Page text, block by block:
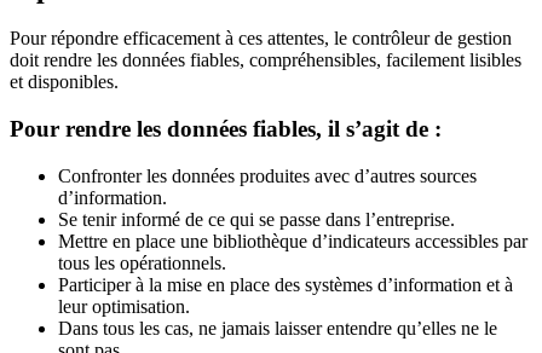
Pour répondre efficacement à ces attentes, le contrôleur de gestion
doit rendre les données fiables, compréhensibles, facilement lisibles
et disponibles.
Pour rendre les données fiables, il s’agit de :
Confronter les données produites avec d’autres sources
d’information.
Se tenir informé de ce qui se passe dans l’entreprise.
Mettre en place une bibliothèque d’indicateurs accessibles par
tous les opérationnels.
Participer à la mise en place des systèmes d’information et à
leur optimisation.
Dans tous les cas, ne jamais laisser entendre qu’elles ne le